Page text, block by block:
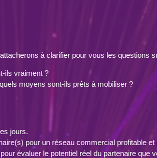
à clarifier pour vous les questions
ils vraiment ?
moyens sont-ils prêts à mobiliser ?
jours.
pour un réseau commercial profitable et
évaluer le potentiel réel du partenaire que